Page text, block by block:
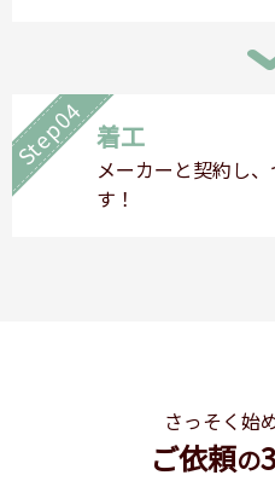
Step04 着工
メーカーと契約し
す！
さっそく始
ご依頼の